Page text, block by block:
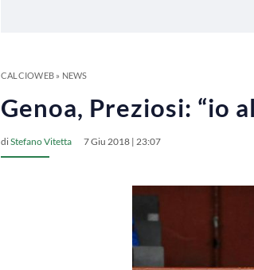
CALCIOWEB» NEWS
Genoa, Preziosi: “io
diStefano Vitetta 7 Giu 2018 | 23:07